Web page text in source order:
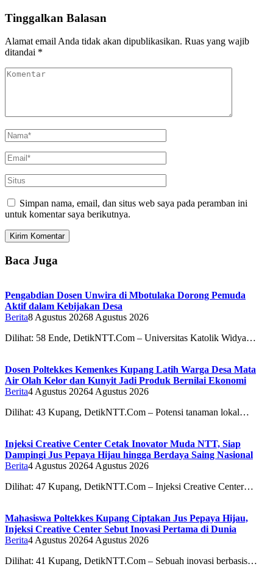
Tinggalkan Balasan
Alamat email Anda tidak akan dipublikasikan. Ruas yang wajib
ditandai *
Simpan nama, email, dan situs web saya pada peramban ini
untuk komentar saya berikutnya.
Baca Juga
Pengabdian Dosen Unwira di Mbotulaka Dorong Pemuda
Aktif dalam Kebijakan Desa
Berita8 Agustus 20268 Agustus 2026
Dilihat: 58 Ende, DetikNTT.Com – Universitas Katolik Widya…
Dosen Poltekkes Kemenkes Kupang Latih Warga Desa Mata
Air Olah Kelor dan Kunyit Jadi Produk Bernilai Ekonomi
Berita4 Agustus 20264 Agustus 2026
Dilihat: 43 Kupang, DetikNTT.Com – Potensi tanaman lokal…
Injeksi Creative Center Cetak Inovator Muda NTT, Siap
Dampingi Jus Pepaya Hijau hingga Berdaya Saing Nasional
Berita4 Agustus 20264 Agustus 2026
Dilihat: 47 Kupang, DetikNTT.Com – Injeksi Creative Center…
Mahasiswa Poltekkes Kupang Ciptakan Jus Pepaya Hijau,
Injeksi Creative Center Sebut Inovasi Pertama di Dunia
Berita4 Agustus 20264 Agustus 2026
Dilihat: 41 Kupang, DetikNTT.Com – Sebuah inovasi berbasis…